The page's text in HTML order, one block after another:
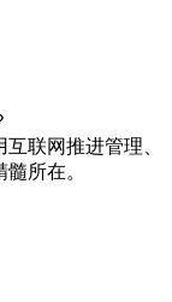
联网推进管理、
所在。